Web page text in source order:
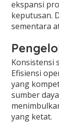
ekspansi
keputusan.
sementara
Konsistensi
Efisiensi
yang
sumber
yang ketat.